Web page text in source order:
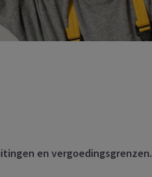
en vergoedingsgrenzen.